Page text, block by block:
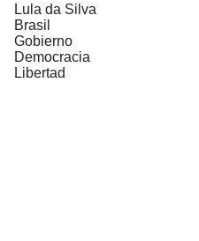
Lula da Silva
Brasil
Gobierno
Democracia
Libertad